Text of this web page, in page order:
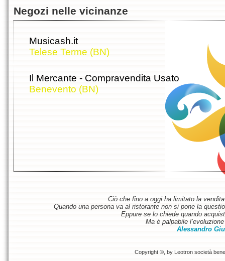
Negozi nelle vicinanze
Musicash.it
Telese Terme (BN)
Il Mercante - Compravendita Usato
Benevento (BN)
Ciò che fino a oggi ha limitato la
Quando una persona va al ristorante non si pone la
Eppure se lo chiede quando
Ma è palpabile
Alessandro
Copyright ©, by Leotron società